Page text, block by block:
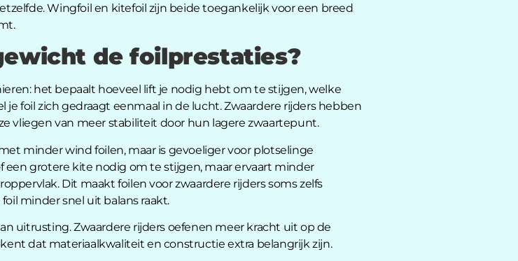
Wingfoil en kitefoil zijn beide toegankelijk voor een breed
de foilprestaties?
het bepaalt hoeveel lift je nodig hebt om te stijgen, welke
foil zich gedraagt eenmaal in de lucht. Zwaardere rijders hebben
vliegen van meer stabiliteit door hun lagere zwaartepunt.
minder wind foilen, maar is gevoeliger voor plotselinge
grotere kite nodig om te stijgen, maar ervaart minder
Dit maakt foilen voor zwaardere rijders soms zelfs
minder snel uit balans raakt.
uitrusting. Zwaardere rijders oefenen meer kracht uit op de
dat materiaalkwaliteit en constructie extra belangrijk zijn.